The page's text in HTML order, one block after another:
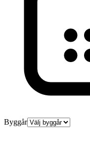
Byggår